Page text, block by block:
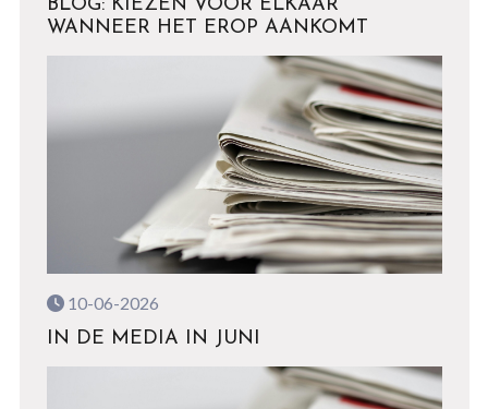
BLOG: KIEZEN VOOR ELKAAR
WANNEER HET EROP AANKOMT
10-06-2026
IN DE MEDIA IN JUNI